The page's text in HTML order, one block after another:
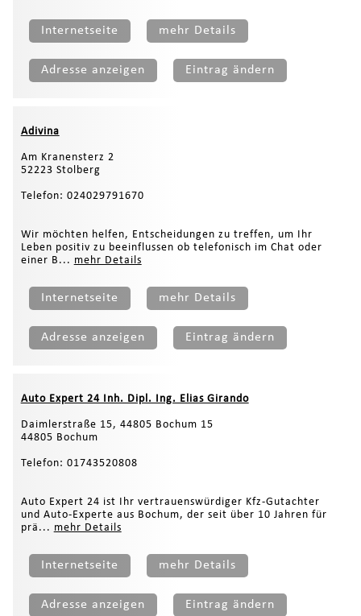
Internetseite mehr Details
Adresse anzeigen Eintrag ändern
Adivina
Am Kranensterz 2
52223 Stolberg
Telefon: 024029791670
Wir möchten helfen, Entscheidungen zu treffen, um Ihr
Leben positiv zu beeinflussen ob telefonisch im Chat oder
einer B... mehr Details
Internetseite mehr Details
Adresse anzeigen Eintrag ändern
Auto Expert 24 Inh. Dipl. Ing. Elias Girando
Daimlerstraße 15, 44805 Bochum 15
44805 Bochum
Telefon: 01743520808
Auto Expert 24 ist Ihr vertrauenswürdiger Kfz-Gutachter
und Auto-Experte aus Bochum, der seit über 10 Jahren für
prä... mehr Details
Internetseite mehr Details
Adresse anzeigen Eintrag ändern